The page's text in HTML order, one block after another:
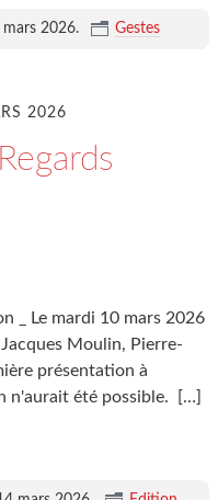
mars 2026. Gestes
2026
_ Le mardi 10 mars 2026
Jacques Moulin, Pierre-
présentation à
n'aurait été possible.
[…]